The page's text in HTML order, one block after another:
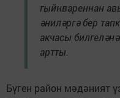
гыйнвареннан
әниләргә бер
акчасы
артты.
Бүген район мәдәният